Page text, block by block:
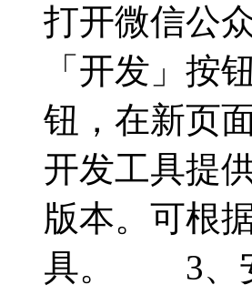
打开微信公
「开发」
钮，在新页
开发工具提
版本。可根
具。 3、安